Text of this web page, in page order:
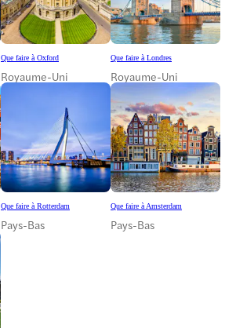
Que faire à Oxford
Royaume-Uni
Que faire à Londres
Royaume-Uni
Que faire à Rotterdam
Pays-Bas
Que faire à Amsterdam
Pays-Bas